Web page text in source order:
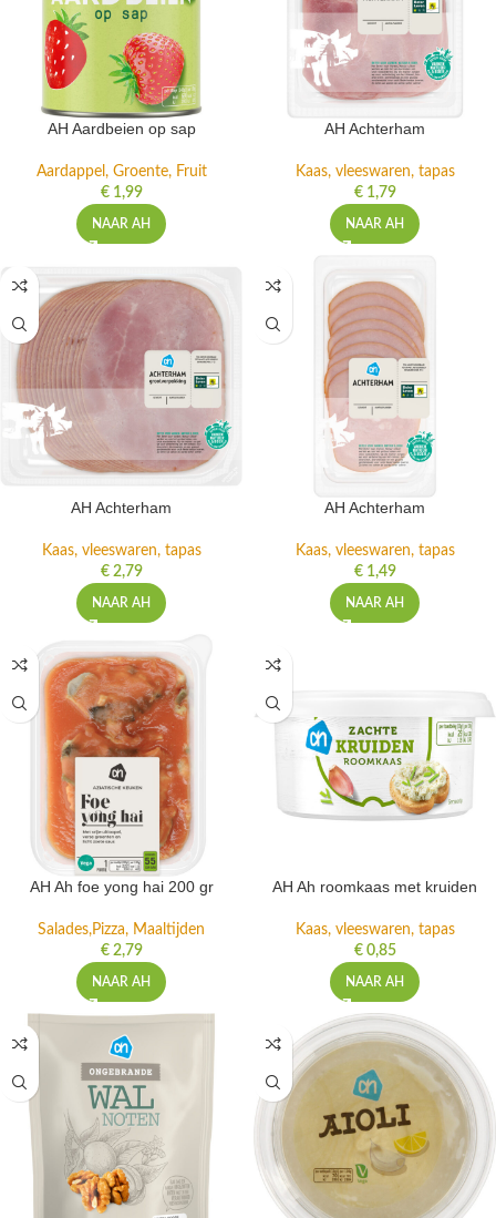
AH Aardbeien op sap
Aardappel, Groente, Fruit
€1,99
NAAR AH
AH Achterham
Kaas, vleeswaren, tapas
€1,79
NAAR AH
AH Achterham
Kaas, vleeswaren, tapas
€2,79
NAAR AH
AH Achterham
Kaas, vleeswaren, tapas
€1,49
NAAR AH
AH Ah foe yong hai 200 gr
Salades,Pizza, Maaltijden
€2,79
NAAR AH
AH Ah roomkaas met kruiden
Kaas, vleeswaren, tapas
€0,85
NAAR AH